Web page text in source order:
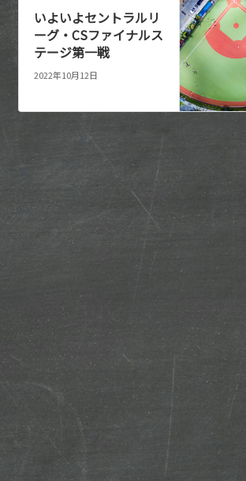
いよいよセントラルリ
ーグ・CSファイナルス
テージ第一戦
2022年10月12日